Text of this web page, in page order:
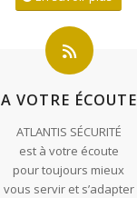
A VOTRE ÉCOUTE
ATLANTIS SÉCURITÉ
est à votre écoute
pour toujours mieux
vous servir et s’adapter